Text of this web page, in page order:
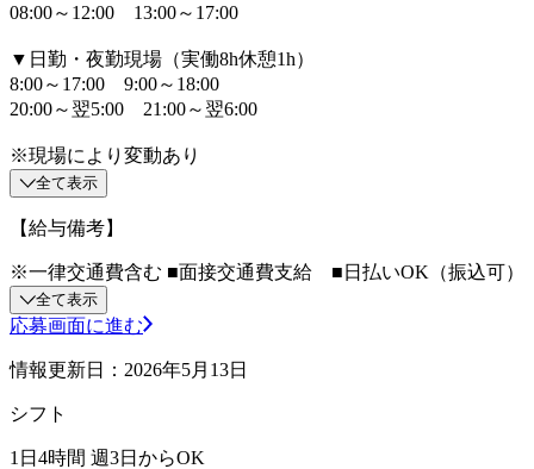
08:00～12:00 13:00～17:00
▼日勤・夜勤現場（実働8h休憩1h）
8:00～17:00 9:00～18:00
20:00～翌5:00 21:00～翌6:00
※現場により変動あり
全て表示
【給与備考】
※一律交通費含む ■面接交通費支給 ■日払いOK（振込可）
全て表示
応募画面に進む
情報更新日：2026年5月13日
シフト
1日4時間 週3日からOK